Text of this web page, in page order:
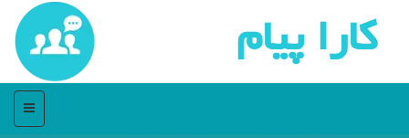
كارا پیام
منو